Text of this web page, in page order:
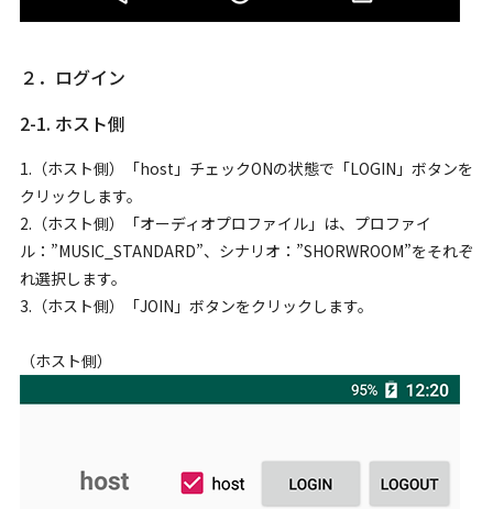
２．ログイン
2-1. ホスト側
1.（ホスト側）「host」チェックONの状態で「LOGIN」ボタンを
クリックします。
2.（ホスト側）「オーディオプロファイル」は、プロファイ
ル：”MUSIC_STANDARD”、シナリオ：”SHORWROOM”をそれぞ
れ選択します。
3.（ホスト側）「JOIN」ボタンをクリックします。
（ホスト側）